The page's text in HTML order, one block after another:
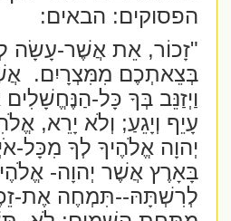
הפסוקים: הבאים:
"זָכוֹר, אֵת אֲשֶׁר-עָשָׂה
בְּצֵאתְכֶם מִמִּצְרָיִם.
וַיְזַנֵּב בְּךָ כָּל-הַנֶּחֱשָׁלִים
עָיֵף וְיָגֵעַ; וְלֹא יָרֵא,
יְהוָה אֱלֹהֶיךָ לְךָ מִכָּל-
בָּאָרֶץ אֲשֶׁר יְהוָה-
לְרִשְׁתָּהּ--תִּמְחֶה אֶת-